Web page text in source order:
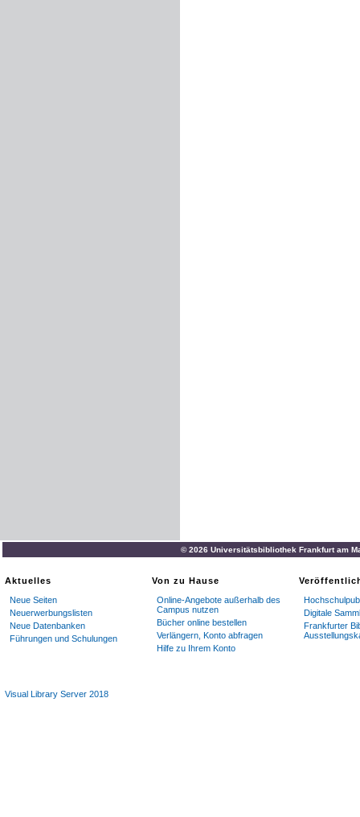
© 2026 Universitätsbibliothek Frankfurt am
Aktuelles
Neue Seiten
Neuerwerbungslisten
Neue Datenbanken
Führungen und Schulungen
Von zu Hause
Online-Angebote außerhalb des
Campus nutzen
Bücher online bestellen
Verlängern, Konto abfragen
Hilfe zu Ihrem Konto
Digitale
Frankfurter
Visual Library Server 2018